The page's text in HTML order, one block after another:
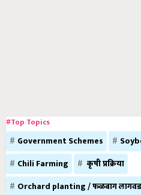
#Top Topics
Government Schemes
Chili Farming
कृषी प्रक्रिया
Orchard planting / फळबाग लागवड